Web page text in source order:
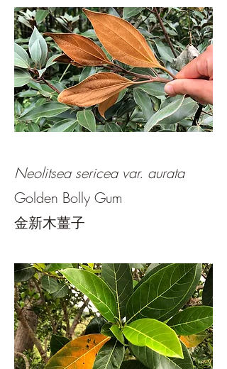
Neolitsea sericea var. aurata
Golden Bolly Gum
金新木薑子